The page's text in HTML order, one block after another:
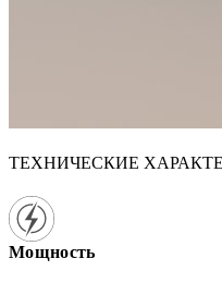
ТЕХНИЧЕСКИЕ
Мощность